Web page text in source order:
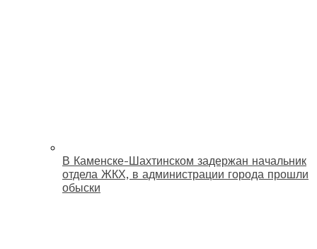
В Каменске-Шахтинском задержан начальник
отдела ЖКХ, в администрации города прошли
обыски